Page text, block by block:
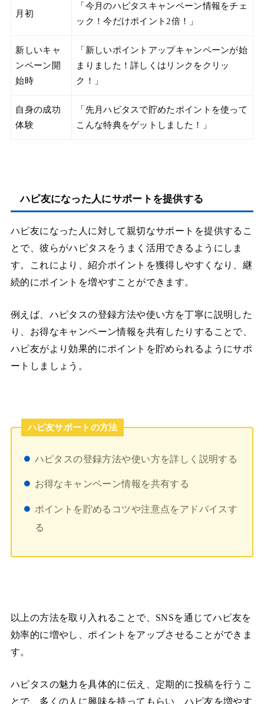
月初
「今月のハピタスキャンペーン情報をチェ
ック！今だけポイント2倍！」
新しいキャ
ンペーン開
始時
「新しいポイントアップキャンペーンが始
まりました！詳しくはリンクをクリッ
ク！」
自身の成功
体験
「先月ハピタスで貯めたポイントを使って
こんな特典をゲットしました！」
ハピ友になった人にサポートを提供する
ハピ友になった人に対して親切なサポートを提供するこ
とで、彼らがハピタスをうまく活用できるようにしま
す。これにより、紹介ポイントを獲得しやすくなり、継
続的にポイントを増やすことができます。
例えば、ハピタスの登録方法や使い方を丁寧に説明した
り、お得なキャンペーン情報を共有したりすることで、
ハピ友がより効果的にポイントを貯められるようにサポ
ートしましょう。
ハピ友サポートの方法
ハピタスの登録方法や使い方を詳しく説明する
お得なキャンペーン情報を共有する
ポイントを貯めるコツや注意点をアドバイスす
る
以上の方法を取り入れることで、SNSを通じてハピ友を
効率的に増やし、ポイントをアップさせることができま
す。
ハピタスの魅力を具体的に伝え、定期的に投稿を行うこ
とで、多くの人に興味を持ってもらい、ハピ友を増やす